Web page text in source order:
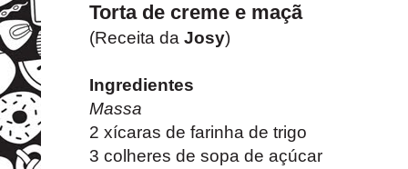
Torta de creme e maçã
(Receita da Josy)
Ingredientes
Massa
2 xícaras de farinha de trigo
3 colheres de sopa de açúcar